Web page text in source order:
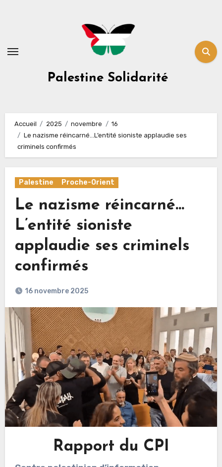
Palestine Solidarité
Accueil 2025 novembre
16
Le nazisme réincarné…L’entité sioniste applaudie ses
criminels confirmés
Palestine Proche-Orient
Le nazisme réincarné…
L’entité sioniste
applaudie ses criminels
confirmés
16 novembre 2025
Rapport du CPI